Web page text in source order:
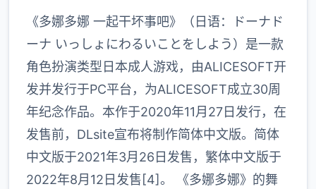
《多娜多娜 一起干坏事吧》（日语：ドーナド
ーナ いっしょにわるいことをしよう）是一款
角色扮演类型日本成人游戏，由ALICESOFT开
发并发行于PC平台，为ALICESOFT成立30周
年纪念作品。本作于2020年11月27日发行，在
发售前，DLsite宣布将制作简体中文版。简体
中文版于2021年3月26日发售，繁体中文版于
2022年8月12日发售[4]。 《多娜多娜》的舞